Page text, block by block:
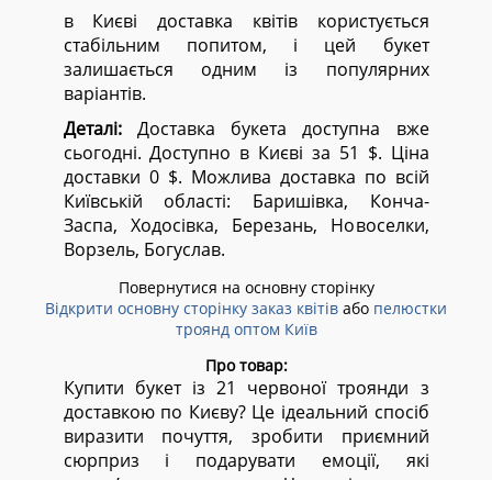
в Києві доставка квітів користується
стабільним попитом, і цей букет
залишається одним із популярних
варіантів.
Деталі:Доставка букета доступна вже
сьогодні. Доступно в Києві за 51 $. Ціна
доставки 0 $. Можлива доставка по всій
Київській області: Баришівка, Конча-
Заспа, Ходосівка, Березань, Новоселки,
Ворзель, Богуслав.
Повернутися на основну сторінку
Відкрити основну сторінку заказ квітів або пелюстки
троянд оптом Київ
Про товар:
Купити букет із 21 червоної троянди з
доставкою по Києву? Це ідеальний спосіб
виразити почуття, зробити приємний
сюрприз і подарувати емоції, які